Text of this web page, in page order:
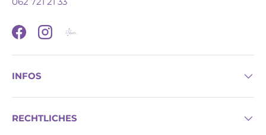
FacebookInstagram
INFOS
RECHTLICHES